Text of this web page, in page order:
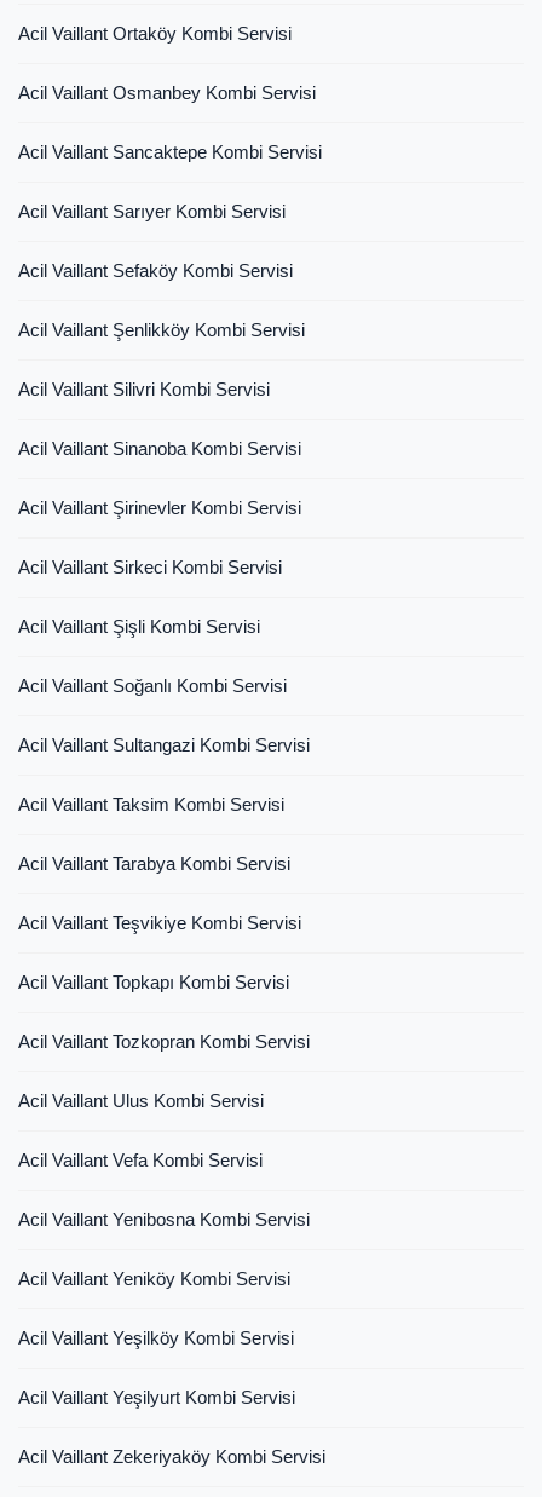
Acil Vaillant Ortaköy Kombi Servisi
Acil Vaillant Osmanbey Kombi Servisi
Acil Vaillant Sancaktepe Kombi Servisi
Acil Vaillant Sarıyer Kombi Servisi
Acil Vaillant Sefaköy Kombi Servisi
Acil Vaillant Şenlikköy Kombi Servisi
Acil Vaillant Silivri Kombi Servisi
Acil Vaillant Sinanoba Kombi Servisi
Acil Vaillant Şirinevler Kombi Servisi
Acil Vaillant Sirkeci Kombi Servisi
Acil Vaillant Şişli Kombi Servisi
Acil Vaillant Soğanlı Kombi Servisi
Acil Vaillant Sultangazi Kombi Servisi
Acil Vaillant Taksim Kombi Servisi
Acil Vaillant Tarabya Kombi Servisi
Acil Vaillant Teşvikiye Kombi Servisi
Acil Vaillant Topkapı Kombi Servisi
Acil Vaillant Tozkopran Kombi Servisi
Acil Vaillant Ulus Kombi Servisi
Acil Vaillant Vefa Kombi Servisi
Acil Vaillant Yenibosna Kombi Servisi
Acil Vaillant Yeniköy Kombi Servisi
Acil Vaillant Yeşilköy Kombi Servisi
Acil Vaillant Yeşilyurt Kombi Servisi
Acil Vaillant Zekeriyaköy Kombi Servisi